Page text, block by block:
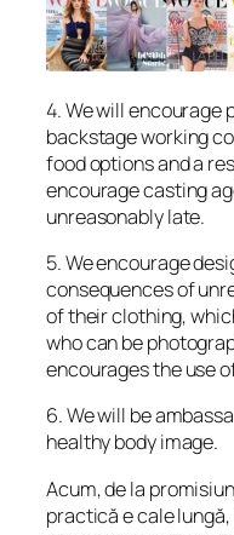
4. We will encourage
backstage working
food options and a
encourage casting
unreasonably late.
5. We encourage
consequences of
of their clothing,
who can be
encourages the use
6. We will be
healthy body image.
Acum, de la
practică e cale